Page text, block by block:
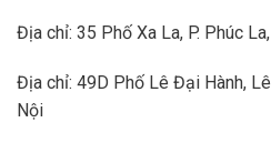
Địa chỉ: 35 Phố Xa La, P. Phúc
Địa chỉ: 49D Phố Lê Đại Hành,
Nội